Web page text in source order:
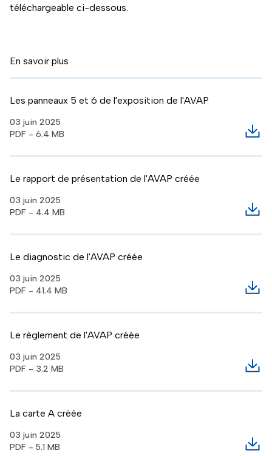
téléchargeable ci-dessous.
En savoir plus
Les panneaux 5 et 6 de l'exposition de l'AVAP
03 juin 2025
PDF - 6.4 MB
Le rapport de présentation de l'AVAP créée
03 juin 2025
PDF - 4.4 MB
Le diagnostic de l'AVAP créée
03 juin 2025
PDF - 41.4 MB
Le règlement de l'AVAP créée
03 juin 2025
PDF - 3.2 MB
La carte A créée
03 juin 2025
PDF - 5.1 MB